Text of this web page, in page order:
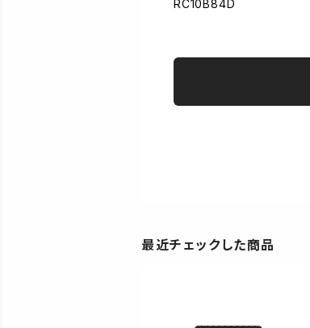
RC10B84D
最近チェックした商品